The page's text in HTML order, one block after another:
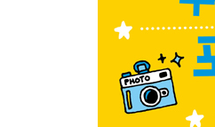
모바일 앱 디자인
Creative Cloud를
정교한 선택 기능
연결된 에셋으로
CHAPTER 5 포토